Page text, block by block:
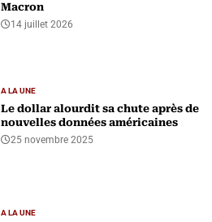
Macron
14 juillet 2026
A LA UNE
Le dollar alourdit sa chute après de
nouvelles données américaines
25 novembre 2025
A LA UNE